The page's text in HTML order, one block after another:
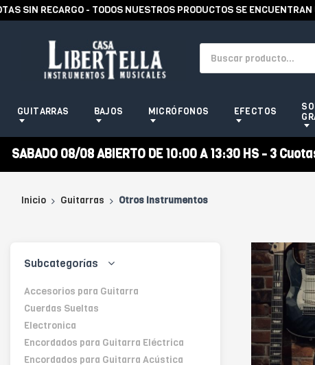
RECARGO - TODOS NUESTROS PRODUCTOS SE ENCUENTRAN EN
GUITARRAS BAJOS MICRÓFONOS EFECTOS
SABADO 08/08 ABIERTO DE 10:00 A 13:30 HS - 3
Inicio Guitarras Otros Instrumentos
Subcategorías
Accesorios para Guitarra
Cuerdas Sueltas
Electronica
Encordados para Guitarra Eléctrica
Encordados para Guitarra Acústica